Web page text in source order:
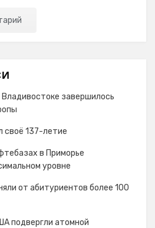
завершилось
своё 137-летие
в Приморье
уровне
от абитуриентов более 100
подвергли атомной